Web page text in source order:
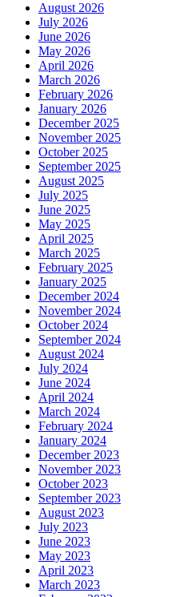
August 2026
July 2026
June 2026
May 2026
April 2026
March 2026
February 2026
January 2026
December 2025
November 2025
October 2025
September 2025
August 2025
July 2025
June 2025
May 2025
April 2025
March 2025
February 2025
January 2025
December 2024
November 2024
October 2024
September 2024
August 2024
July 2024
June 2024
April 2024
March 2024
February 2024
January 2024
December 2023
November 2023
October 2023
September 2023
August 2023
July 2023
June 2023
May 2023
April 2023
March 2023